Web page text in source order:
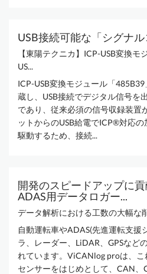
USB接続可能な「シグナル
【東陽テクニカ】ICP-USB変換
US...
ICP-USB変換モジュール「
蔵し、USB接続でデジタル信号を
であり、従来必須の信号収録装置
ットからのUSB給電でICP®対応
駆動するため、接続...
開発のスピードアップに
ADAS用データロガー...
データ解析における工数の大幅な
自動運転車やADAS(先進運転支援
ラ、レーダー、LiDAR、GPSなど
れています。ViCANlog proは、
センサーをはじめとして、CAN、